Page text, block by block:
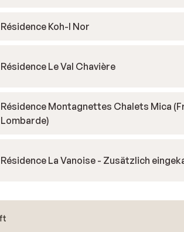
Résidence Koh-I Nor
Résidence Le Val Chavière
Résidence Montagnettes Chalets Mica
Lombarde)
Résidence La Vanoise - Zusätzlich